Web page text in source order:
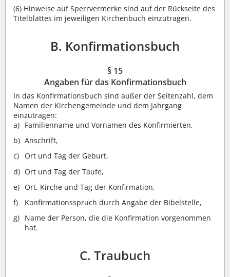
(6) Hinweise auf Sperrvermerke sind auf der Rückseite des
Titelblattes im jeweiligen Kirchenbuch einzutragen.
B. Konfirmationsbuch
§ 15
Angaben für das Konfirmationsbuch
In das Konfirmationsbuch sind außer der Seitenzahl, dem
Namen der Kirchengemeinde und dem Jahrgang
einzutragen:
Familienname und Vornamen des Konfirmierten,
Anschrift,
Ort und Tag der Geburt,
Ort und Tag der Taufe,
Ort, Kirche und Tag der Konfirmation,
Konfirmationsspruch durch Angabe der Bibelstelle,
Name der Person, die die Konfirmation vorgenommen
hat.
C. Traubuch